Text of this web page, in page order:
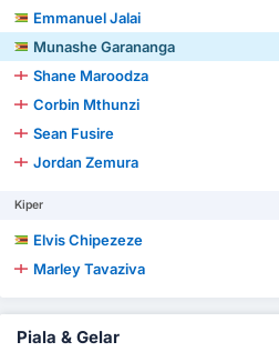
Emmanuel Jalai
Munashe Garananga
Shane Maroodza
Corbin Mthunzi
Sean Fusire
Jordan Zemura
Kiper
Elvis Chipezeze
Marley Tavaziva
Piala & Gelar